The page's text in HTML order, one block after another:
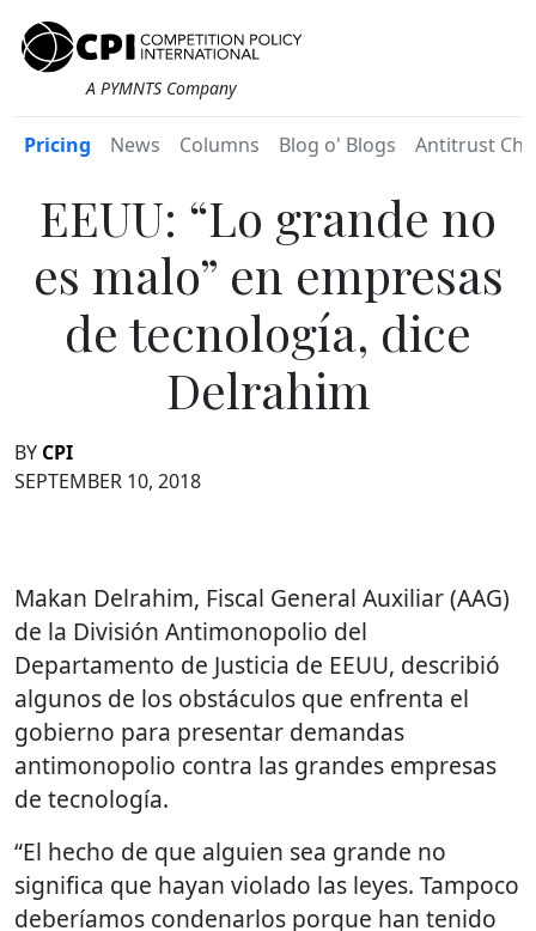
A PYMNTS Company
Pricing News Columns Blog o' Blogs Antitrust
EEUU: “Lo grande no
es malo” en empresas
de tecnología, dice
Delrahim
BY CPI
SEPTEMBER 10, 2018
Makan Delrahim, Fiscal General Auxiliar (AAG)
de la División Antimonopolio del
Departamento de Justicia de EEUU, describió
algunos de los obstáculos que enfrenta el
gobierno para presentar demandas
antimonopolio contra las grandes empresas
de tecnología.
“El hecho de que alguien sea grande no
significa que hayan violado las leyes. Tampoco
deberíamos condenarlos porque han tenido